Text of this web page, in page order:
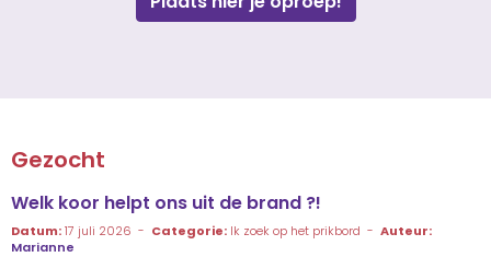
Gezocht
Welk koor helpt ons uit de brand ?!
Datum:17 juli 2026 - Categorie: Ik zoek op het prikbord - Auteur:
Marianne